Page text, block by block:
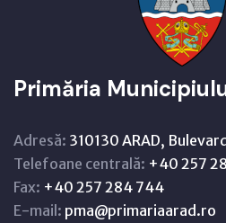
Primăria
Adresă: 310130 ARAD,
Telefoane centrală: +40 257
Fax: +40 257 284 744
E-mail: pma@primariaarad.ro